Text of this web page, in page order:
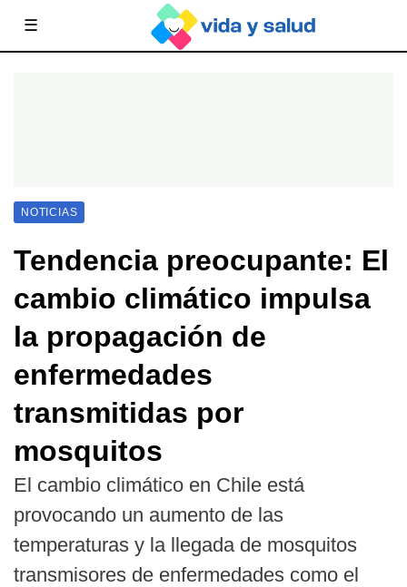
☰
NOTICIAS
Tendencia preocupante: El
cambio climático impulsa
la propagación de
enfermedades
transmitidas por
mosquitos
El cambio climático en Chile está
provocando un aumento de las
temperaturas y la llegada de mosquitos
transmisores de enfermedades como el